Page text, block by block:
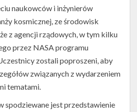
naukowców i inżynierów
kosmicznej, ze środowisk
z agencji rządowych, w tym kilku
przez NASA programu
zostali poproszeni, aby
związanych z wydarzeniem
tematami.
spodziewane jest przedstawienie